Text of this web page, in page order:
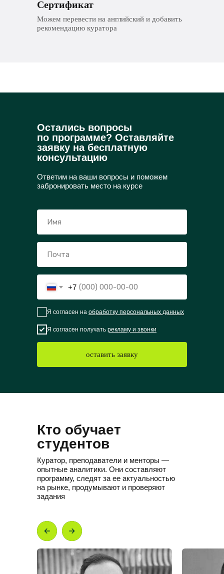
Сертификат
Можем перевести на английский и добавить
рекомендацию куратора
Остались вопросы
по программе? Оставляйте
заявку на бесплатную
консультацию
Ответим на ваши вопросы и поможем
забронировать место на курсе
+7
Я согласен на обработку персональных данных
Я согласен получать рекламу и звонки
оставить заявку
Кто обучает
студентов
Куратор, преподаватели и менторы —
опытные аналитики. Они составляют
программу, следят за ее актуальностью
на рынке, продумывают и проверяют
задания